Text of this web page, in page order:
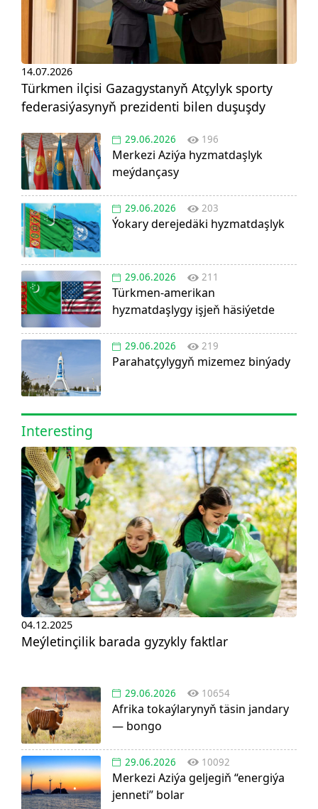
14.07.2026
Türkmen ilçisi Gazagystanyň Atçylyk sporty
federasiýasynyň prezidenti bilen duşuşdy
29.06.2026 196
Merkezi Aziýa hyzmatdaşlyk
meýdançasy
29.06.2026 203
Ýokary derejedäki hyzmatdaşlyk
29.06.2026 211
Türkmen-amerikan
hyzmatdaşlygy işjeň häsiýetde
29.06.2026 219
Parahatçylygyň mizemez binýady
Interesting
04.12.2025
Meýletinçilik barada gyzykly faktlar
29.06.2026 10654
Afrika tokaýlarynyň täsin jandary
— bongo
29.06.2026 10092
Merkezi Aziýa geljegiň “energiýa
jenneti” bolar